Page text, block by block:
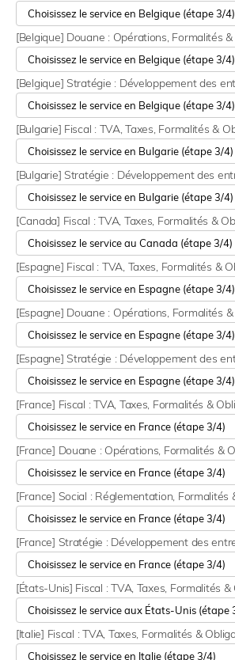
[Belgique] Douane : Opérations, Formalités
[Belgique] Stratégie : Développement des
[Bulgarie] Fiscal : TVA, Taxes, Formalités &
[Bulgarie] Stratégie : Développement des
[Canada] Fiscal : TVA, Taxes, Formalités &
[Espagne] Fiscal : TVA, Taxes, Formalités &
[Espagne] Douane : Opérations, Formalités
[Espagne] Stratégie : Développement des
[France] Fiscal : TVA, Taxes, Formalités &
[France] Douane : Opérations, Formalités &
[France] Social : Réglementation,
[France] Stratégie : Développement des
[États-Unis] Fiscal : TVA, Taxes, Formalités
[Italie] Fiscal : TVA, Taxes, Formalités &